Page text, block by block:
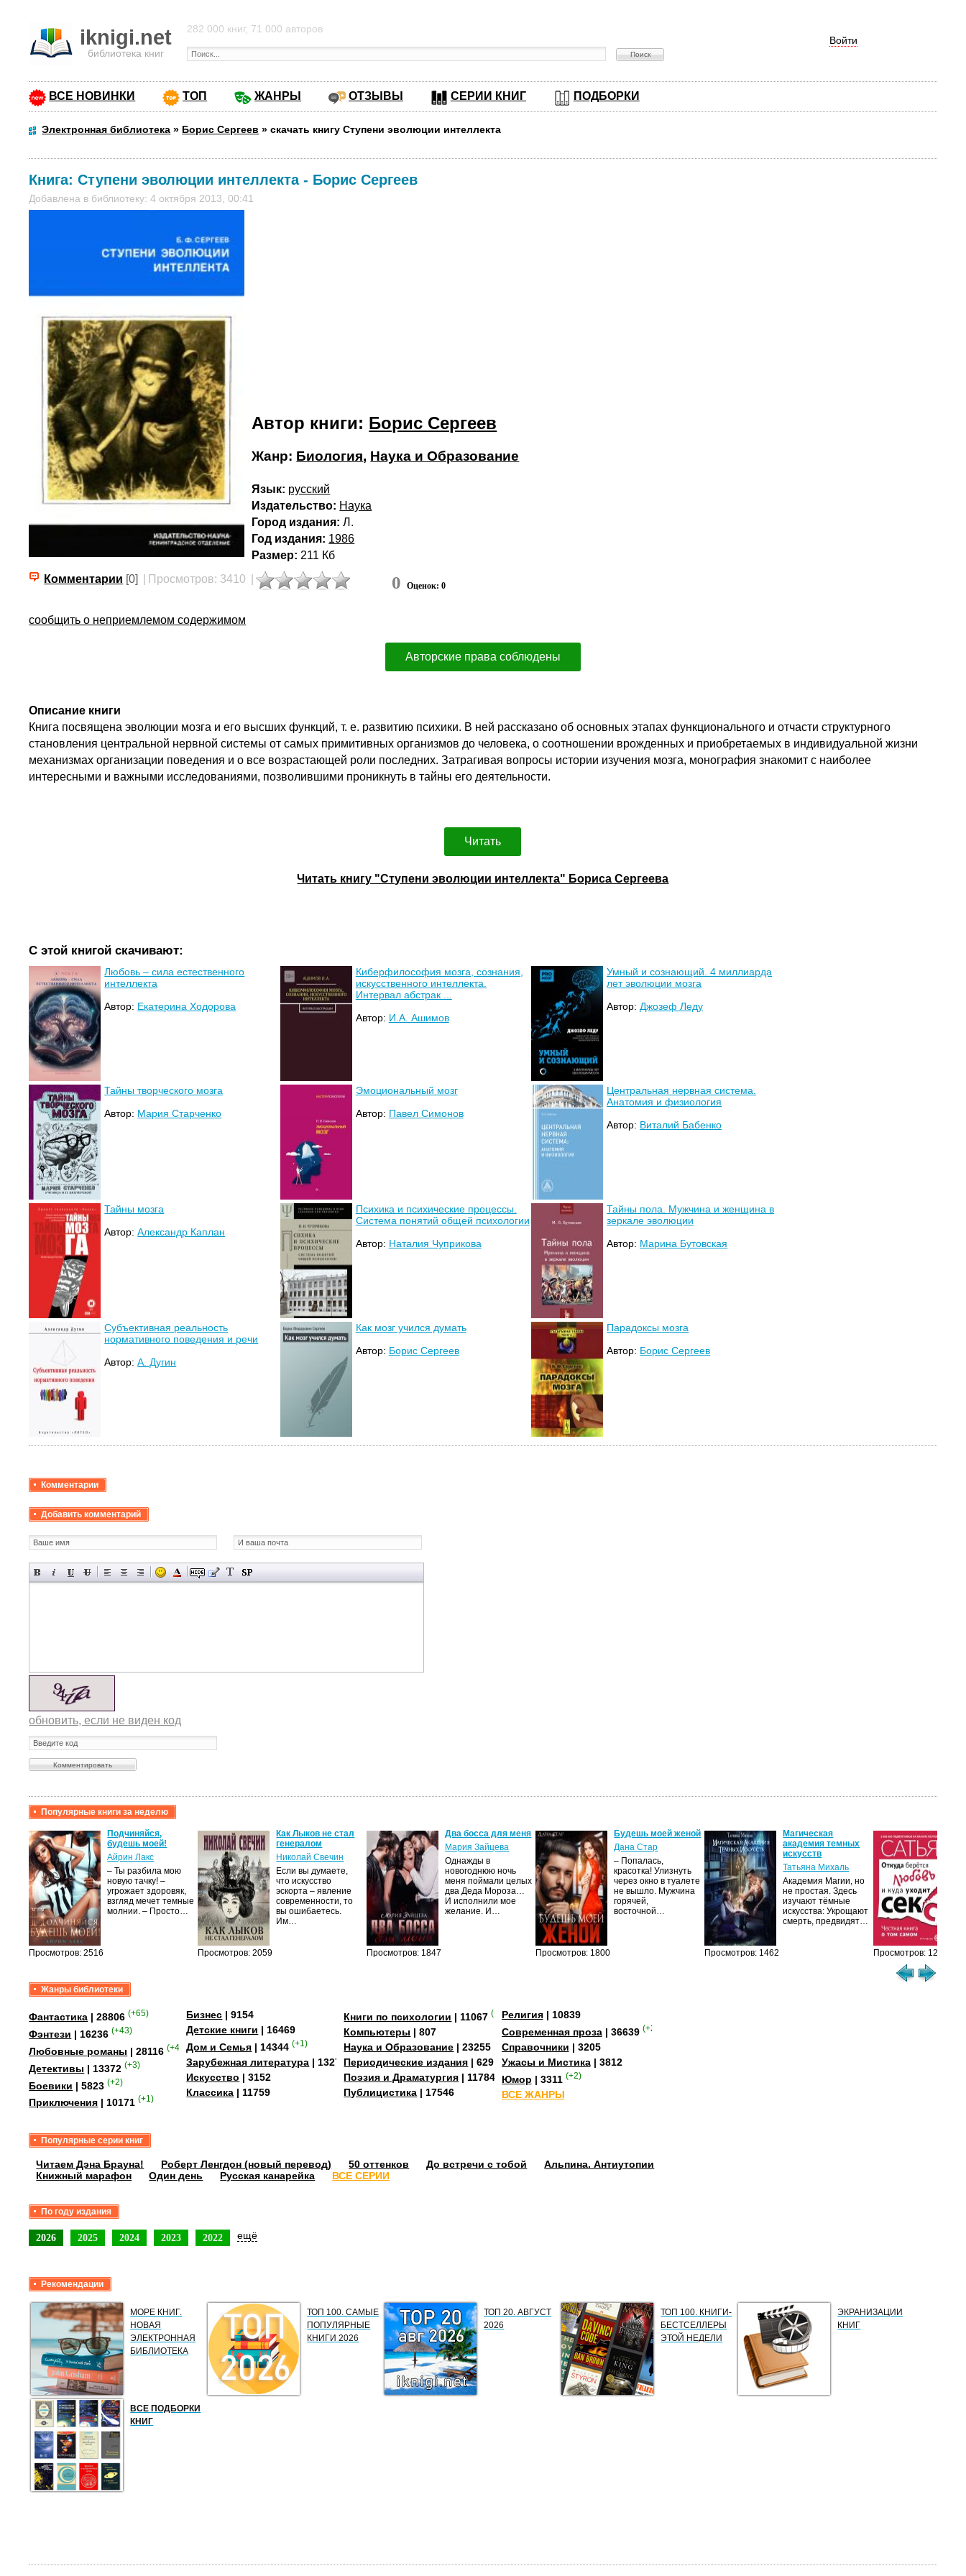
iknigi.net
библиотека книг
Войти
282 000 книг, 71 000 авторов
ВСЕ НОВИНКИ ТОП ЖАНРЫ ОТЗЫВЫ СЕРИИ КНИГ ПОДБОРКИ
Электронная библиотека » Борис Сергеев »скачать книгу Ступени эволюции интеллекта
Книга:Ступени эволюции интеллекта- Борис Сергеев
Добавлена в библиотеку: 4 октября 2013, 00:41
Автор книги: Борис Сергеев
Жанр: Биология, Наука и Образование
Язык: русский
Издательство: Наука
Город издания: Л.
Год издания: 1986
Размер: 211 Кб
Комментарии [0] Просмотров: 3410 0 Оценок: 0
сообщить о неприемлемом содержимом
Авторские права соблюдены
Описание книги
Книга посвящена эволюции мозга и его высших функций, т. е. развитию психики. В ней рассказано об основных этапах функционального и отчасти структурного
становления центральной нервной системы от самых примитивных организмов до человека, о соотношении врожденных и приобретаемых в индивидуальной жизни
механизмах организации поведения и о все возрастающей роли последних. Затрагивая вопросы истории изучения мозга, монография знакомит с наиболее
интересными и важными исследованиями, позволившими проникнуть в тайны его деятельности.
Читать
Читать книгу "Ступени эволюции интеллекта" Бориса Сергеева
С этой книгой скачивают:
Любовь – сила естественного
интеллекта
Автор: Екатерина Ходорова
Киберфилософия мозга, сознания,
искусственного интеллекта.
Интервал абстрак ...
Автор: И.А. Ашимов
Умный и сознающий. 4 миллиарда
лет эволюции мозга
Автор: Джозеф Леду
Тайны творческого мозга
Автор: Мария Старченко
Эмоциональный мозг
Автор: Павел Симонов
Центральная нервная система.
Анатомия и физиология
Автор: Виталий Бабенко
Тайны мозга
Автор:Александр Каплан
Психика и психические процессы.
Система понятий общей психологии
Автор: Наталия Чуприкова
Тайны пола. Мужчина и женщина в
зеркале эволюции
Автор: Марина Бутовская
Субъективная реальность
нормативного поведения и речи
Автор:А. Дугин
Как мозг учился думать
Автор: Борис Сергеев
Парадоксы мозга
Автор: Борис Сергеев
Комментарии
Добавить комментарий
обновить, если не виден код
Популярные книги за неделю
Просмотров: 2516
Подчиняйся,
будешь моей!
Айрин Лакс
– Ты разбила мою
новую тачку! –
угрожает здоровяк,
взгляд мечет темные
молнии. – Просто…
Просмотров: 2059
Как Лыков не стал
генералом
Николай Свечин
Если вы думаете,
что искусство
эскорта – явление
современности, то
вы ошибаетесь.
Им…
Просмотров: 1847
Два босса для меня
Мария Зайцева
Однажды в
новогоднюю ночь
меня поймали целых
два Деда Мороза…
И исполнили мое
желание. И…
Просмотров: 1800
Будешь моей женой
Дана Стар
– Попалась,
красотка! Улизнуть
через окно в туалете
не вышло. Мужчина
горячей,
восточной…
Просмотров: 1462
Магическая
академия темных
искусств
Татьяна Михаль
Академия Магии, но
не простая. Здесь
изучают тёмные
искусства: Укрощают
смерть, предвидят…
Просмотров: 1215
Жанры библиотеки
Фантастика | 28806 (+65)
Фэнтези | 16236 (+43)
Любовные романы | 28116 (+41)
Детективы | 13372 (+3)
Боевики | 5823 (+2)
Приключения | 10171 (+1)
Бизнес | 9154
Детские книги | 16469
Дом и Семья | 14344 (+1)
Зарубежная литература | 13273
Искусство | 3152
Классика | 11759
Книги по психологии | 11067 (+2)
Компьютеры | 807
Наука и Образование | 23255
Периодические издания | 629
Поэзия и Драматургия | 11784
Публицистика | 17546
Религия| 10839
Современная проза| 36639 (+2)
Справочники | 3205
Ужасы и Мистика| 3812
Юмор | 3311 (+2)
ВСЕ ЖАНРЫ
Популярные серии книг
Читаем Дэна Брауна! Роберт Ленгдон (новый перевод) 50 оттенков До встречи с тобой
Альпина. Антиутопии
Книжный марафон
Один день Русская канарейка ВСЕ СЕРИИ
По году издания
2026 2025 2024 2023 2022 ещё
Рекомендации
МОРЕ КНИГ.
НОВАЯ
ЭЛЕКТРОННАЯ
БИБЛИОТЕКА
ТОП 100. САМЫЕ
ПОПУЛЯРНЫЕ
КНИГИ 2026
ТОП 20. АВГУСТ
2026
ТОП 100. КНИГИ-
БЕСТСЕЛЛЕРЫ
ЭТОЙ НЕДЕЛИ
ЭКРАНИЗАЦИИ
КНИГ
ВСЕ ПОДБОРКИ
КНИГ